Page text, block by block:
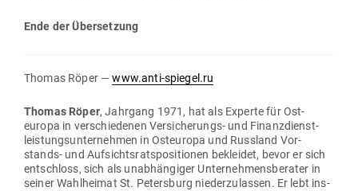
Ende der Übersetzung
Thomas Röper —www.anti-spiegel.ru
Thomas Röper, Jahrgang 1971, hat als Experte für Ost­
europa in ver­schie­denen Ver­si­che­rungs- und Finanz­dienst­
leis­tungs­un­ter­nehmen in Ost­europa und Russland Vor­
stands- und Auf­sichts­rats­po­si­tionen bekleidet, bevor er sich
ent­schloss, sich als unab­hän­giger Unter­neh­mens­be­rater in
seiner Wahl­heimat St. Petersburg nie­der­zu­lassen. Er lebt ins­